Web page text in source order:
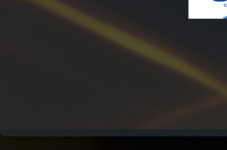
CHEMINS DU JAZZ
LES DECOUVERTES MUSICALES